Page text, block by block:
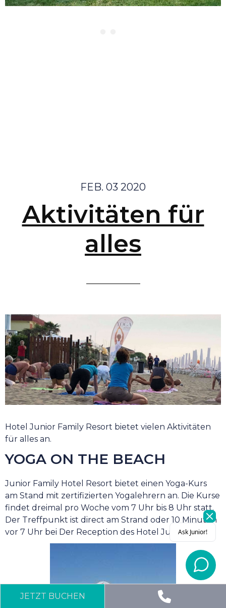
FEB. 03 2020
Aktivitäten für
alles
Hotel Junior Family Resort bietet vielen Aktivitäten
für alles an.
YOGA ON THE BEACH
Junior Family Hotel Resort bietet einen Yoga-Kurs
am Stand mit zertifizierten Yogalehrern an. Die Kurse
findet dreimal pro Woche vom 7 Uhr bis 8 Uhr statt.
Der Treffpunkt ist direct am Strand oder 10 Minuten
vor 7 Uhr bei Der Reception des Hotel Juniors.
JETZT BUCHEN